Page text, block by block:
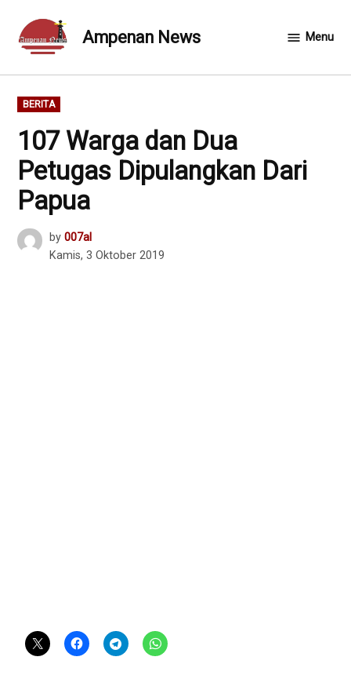
content
Ampenan News Menu
POSTED
IN
BERITA
107 Warga dan Dua
Petugas Dipulangkan Dari
Papua
by 007al
Kamis, 3 Oktober 2019